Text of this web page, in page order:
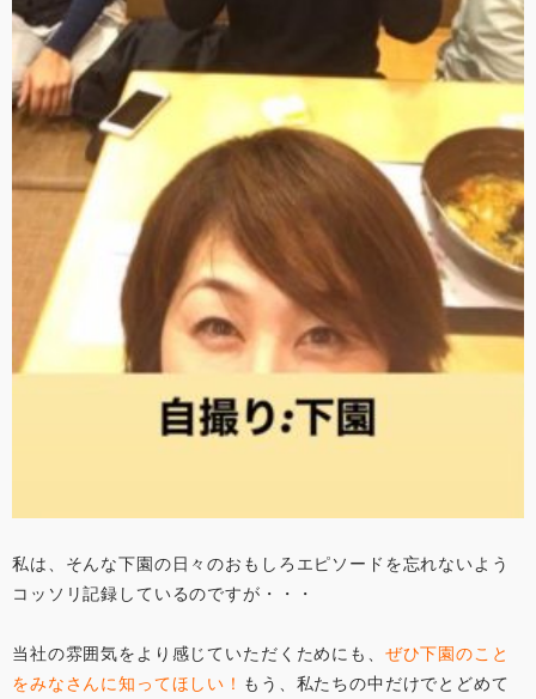
私は、そんな下園の日々のおもしろエピソードを忘れないよう
コッソリ記録しているのですが・・・
当社の雰囲気をより感じていただくためにも、 ぜひ下園のこと
をみなさんに知ってほしい！ もう、私たちの中だけでとどめて